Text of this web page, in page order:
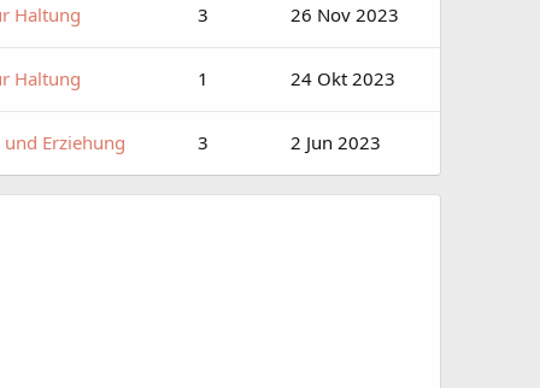
Haltung 3 26 Nov 2023
Haltung 1 24 Okt 2023
Erziehung 3 2 Jun 2023